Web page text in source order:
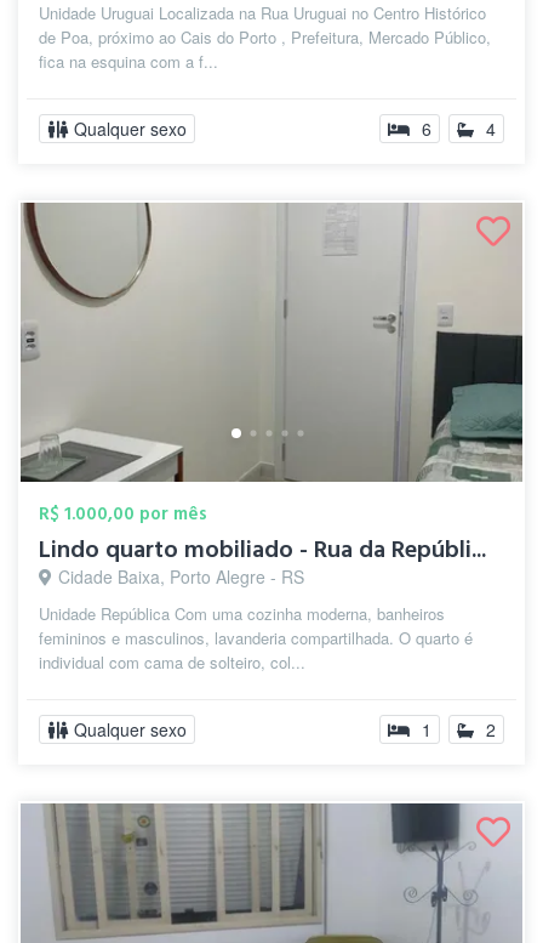
Unidade Uruguai Localizada na Rua Uruguai no Centro Histórico
de Poa, próximo ao Cais do Porto , Prefeitura, Mercado Público,
fica na esquina com a f...
Qualquer sexo 6 4
R$ 1.000,00 por mês
Lindo quarto mobiliado - Rua da Repúbli...
Cidade Baixa, Porto Alegre - RS
Unidade República Com uma cozinha moderna, banheiros
femininos e masculinos, lavanderia compartilhada. O quarto é
individual com cama de solteiro, col...
Qualquer sexo 1 2